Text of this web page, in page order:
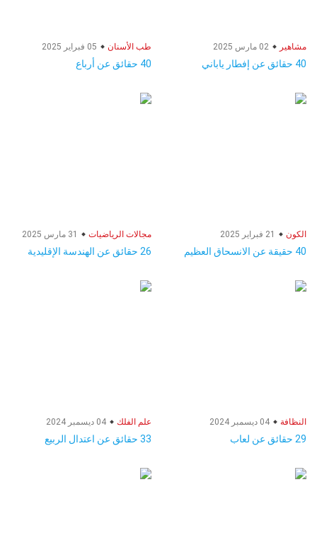
مشاهير
40 حقائق عن إفطار ياباني
طب الأسنان
40 حقائق عن أرباع
الكون
40 حقيقة عن الانسحاق العظيم
مجالات الرياضيات
26 حقائق عن الهندسة الإقليدية
النظافة
29 حقائق عن لعاب
علم الفلك
33 حقائق عن اعتدال الربيع